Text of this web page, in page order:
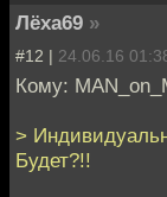
Лёха69 »
#12 | 24.06.16
Кому:
>
Будет?!!